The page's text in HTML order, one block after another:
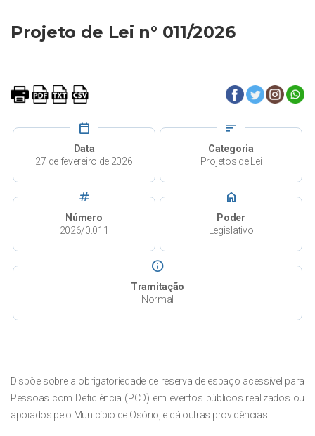
Projeto de Lei n° 011/2026
calendar_today
Data
27 de fevereiro de 2026
sort
Categoria
Projetos de Lei
tag
Número
2026/0.011
home
Poder
Legislativo
info
Tramitação
Normal
Dispõe sobre a obrigatoriedade de reserva de espaço acessível para
Pessoas com Deficiência (PCD) em eventos públicos realizados ou
apoiados pelo Município de Osório, e dá outras providências.